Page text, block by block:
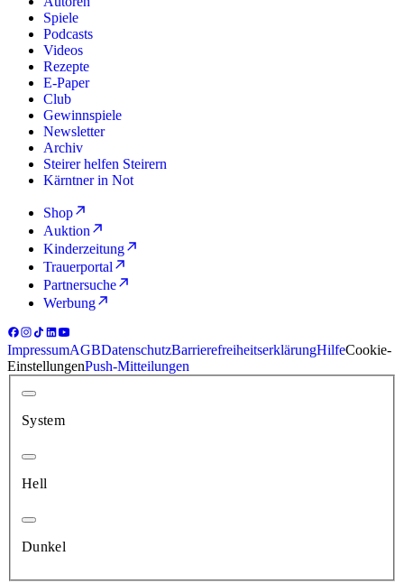
Spiele
Podcasts
Videos
Rezepte
E-Paper
Club
Gewinnspiele
Newsletter
Archiv
Steirer helfen Steirern
Kärntner in Not
Shop
Auktion
Kinderzeitung
Trauerportal
Partnersuche
Werbung
ImpressumAGBDatenschutzBarrierefreiheitserklärungHilfeCookie-
EinstellungenPush-Mitteilungen
System
Hell
Dunkel